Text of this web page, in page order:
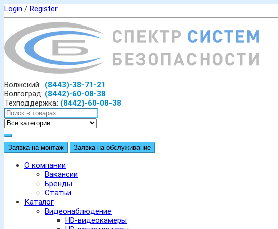
Login / Register
Волжский: (8443)-38-71-21
Волгоград: (8442)-60-08-38
Техподдержка: (8442)-60-08-38
Заявка на монтаж Заявка на обслуживание
О компании
Вакансии
Бренды
Статьи
Каталог
Видеонаблюдение
HD-видеокамеры